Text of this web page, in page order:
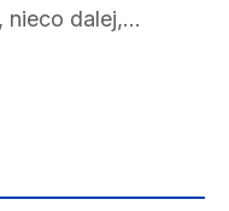
nieco dalej,…